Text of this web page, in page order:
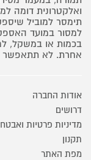
ואלקטרונית דומה
תימסר למוביל
למסור במועד
בכמות או במשקל,
אחרת. לא תתאפשר
אודות החברה
דרושים
מדיניות פרטיות
תקנון
מפת האתר